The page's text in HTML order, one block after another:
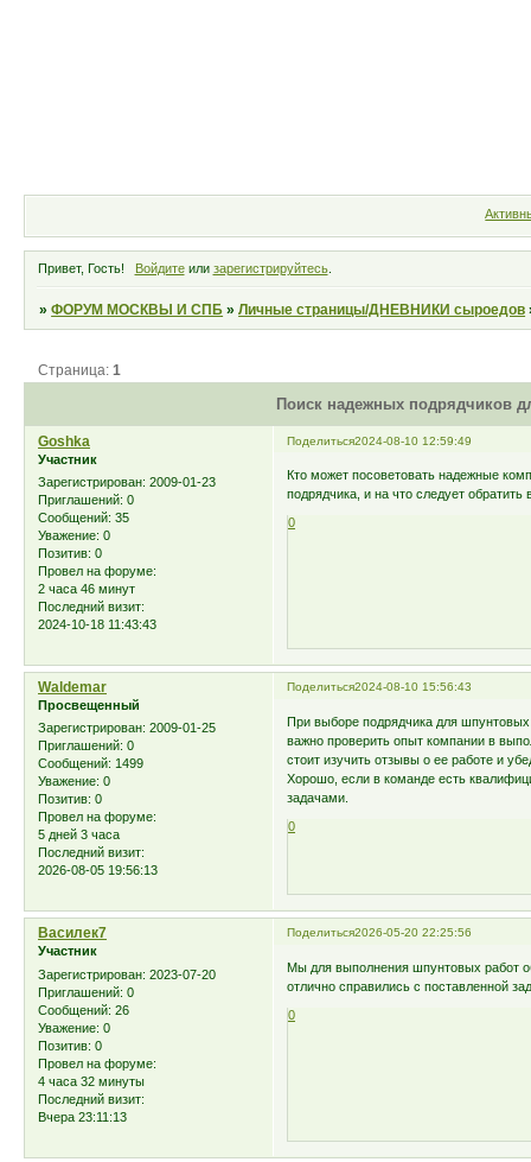
Привет, Гость! Войдитеили зарегистрируйтесь.
»ФОРУМ МОСКВЫ И СПБ »Личные страницы/ДНЕВНИКИ сыроедов
Поиск надежных подрядчиков
Страница:1
Поделиться2024-08-10 12:59:49
Goshka
Участник
Зарегистрирован: 2009-01-23
Приглашений: 0
Сообщений: 35
Уважение: 0
Позитив: 0
Провел на форуме:
2 часа 46 минут
Последний визит:
2024-10-18 11:43:43
Кто может посоветовать надежные
подрядчика, и на что следует обратить
0
Поделиться2024-08-10 15:56:43
Waldemar
Просвещенный
Зарегистрирован: 2009-01-25
Приглашений: 0
Сообщений: 1499
Уважение: 0
Позитив: 0
Провел на форуме:
5 дней 3 часа
Последний визит:
2026-08-05 19:56:13
При выборе подрядчика для
важно проверить опыт компании в
стоит изучить отзывы о ее работе и
Хорошо, если в команде есть
задачами.
0
Поделиться2026-05-20 22:25:56
Василек7
Участник
Зарегистрирован: 2023-07-20
Приглашений: 0
Сообщений: 26
Уважение: 0
Позитив: 0
Провел на форуме:
4 часа 32 минуты
Последний визит:
Вчера 23:11:13
Мы для выполнения шпунтовых работ
отлично справились с поставленной
0